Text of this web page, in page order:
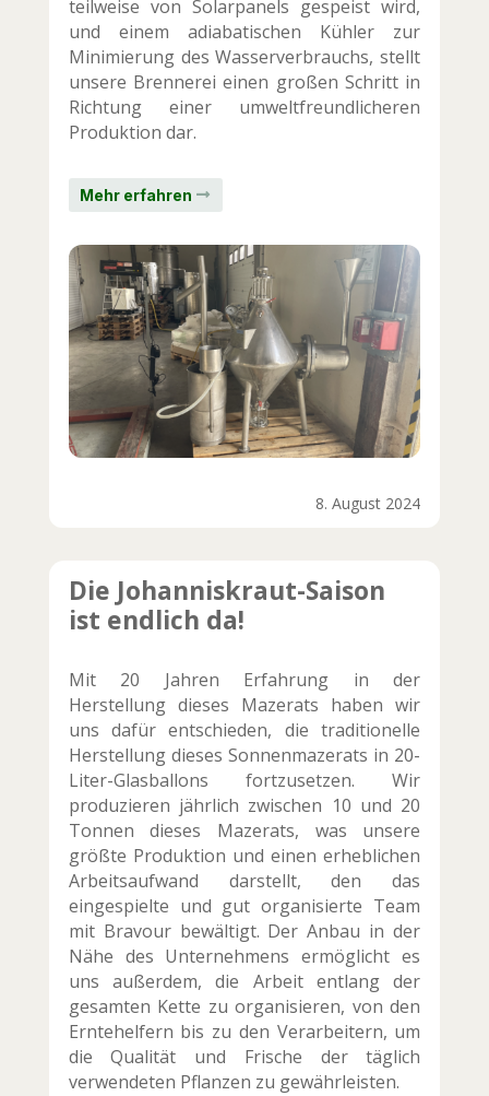
teilweise von Solarpanels gespeist wird,
und einem adiabatischen Kühler zur
Minimierung des Wasserverbrauchs, stellt
unsere Brennerei einen großen Schritt in
Richtung einer umweltfreundlicheren
Produktion dar.
Mehr erfahren
8. August 2024
Die Johanniskraut-Saison
ist endlich da!
Mit 20 Jahren Erfahrung in der
Herstellung dieses Mazerats haben wir
uns dafür entschieden, die traditionelle
Herstellung dieses Sonnenmazerats in 20-
Liter-Glasballons fortzusetzen. Wir
produzieren jährlich zwischen 10 und 20
Tonnen dieses Mazerats, was unsere
größte Produktion und einen erheblichen
Arbeitsaufwand darstellt, den das
eingespielte und gut organisierte Team
mit Bravour bewältigt. Der Anbau in der
Nähe des Unternehmens ermöglicht es
uns außerdem, die Arbeit entlang der
gesamten Kette zu organisieren, von den
Erntehelfern bis zu den Verarbeitern, um
die Qualität und Frische der täglich
verwendeten Pflanzen zu gewährleisten.